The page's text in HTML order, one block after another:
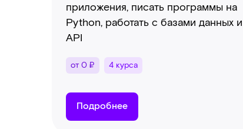
приложения, писать программы на
Python, работать с базами данных и
API
от 0 ₽ 4 курса
Подробнее